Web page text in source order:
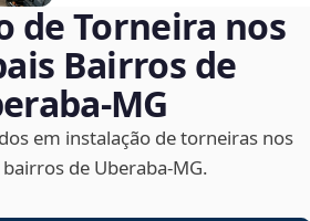
de Torneira nos
Bairros de
em instalação de torneiras nos
de Uberaba‑MG.